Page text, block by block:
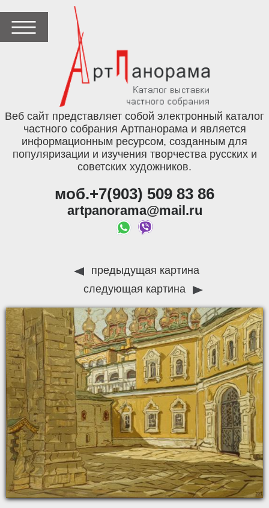
Веб сайт представляет собой электронный каталог
частного собрания Артпанорама и является
информационным ресурсом, созданным для
популяризации и изучения творчества русских и
советских художников.
моб.+7(903) 509 83 86
artpanorama@mail.ru
предыдущая картина
следующая картина